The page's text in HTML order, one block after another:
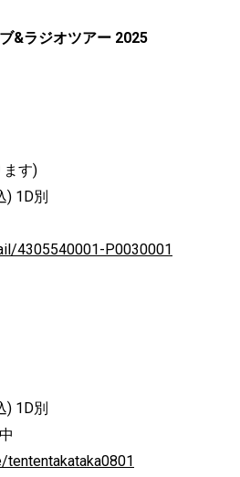
&ラジオツアー 2025
ます)
) 1D別
4305540001-P0030001
) 1D別